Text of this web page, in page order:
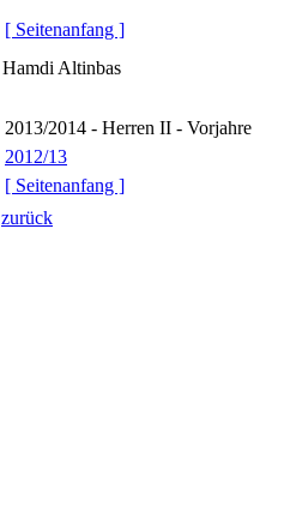
[ Seitenanfang ]
Hamdi Altinbas
2013/2014 - Herren II - Vorjahre
2012/13
[ Seitenanfang ]
zurück